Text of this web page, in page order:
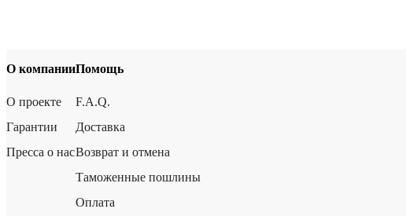
О компании
О проекте
Гарантии
Пресса о нас
Помощь
F.A.Q.
Доставка
Возврат и отмена
Таможенные пошлины
Оплата